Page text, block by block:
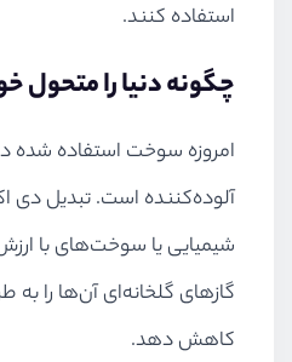
استفاده کنند.
چگونه دنیا را متحول
امروزه سوخت استفاده شده
آلوده‌کننده است. تبدیل دی
شیمیایی یا سوخت‌های با
گازهای گلخانه‌ای آن‌ها را
کاهش دهد.